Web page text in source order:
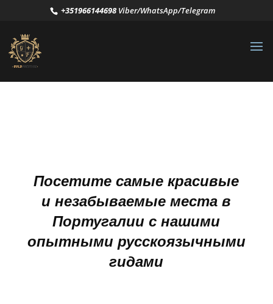
+351966144698Viber/WhatsApp/Telegram
Посетите самые красивые
и незабываемые места в
Португалии с нашими
опытными русскоязычными
гидами